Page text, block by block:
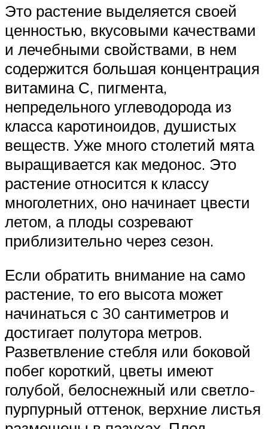
Это растение выделяется своей
ценностью, вкусовыми качествами
и лечебными свойствами, в нем
содержится большая концентрация
витамина С, пигмента,
непредельного углеводорода из
класса каротиноидов, душистых
веществ. Уже много столетий мята
выращивается как медонос. Это
растение относится к классу
многолетних, оно начинает цвести
летом, а плоды созревают
приблизительно через сезон.
Если обратить внимание на само
растение, то его высота может
начинаться с 30 сантиметров и
достигает полутора метров.
Разветвление стебля или боковой
побег короткий, цветы имеют
голубой, белоснежный или светло-
пурпурный оттенок, верхние листья